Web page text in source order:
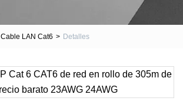
Cable LAN Cat6 > Detalles